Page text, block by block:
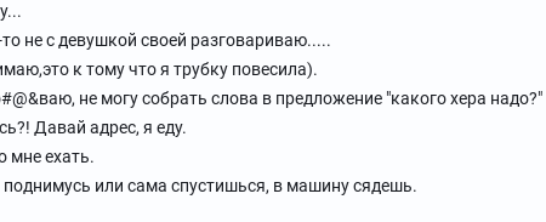
не с девушкой своей разговариваю.....
к тому что я трубку повесила).
не могу собрать слова в предложение "какого хера надо?"
Давай адрес, я еду.
мне ехать.
или сама спустишься, в машину сядешь.